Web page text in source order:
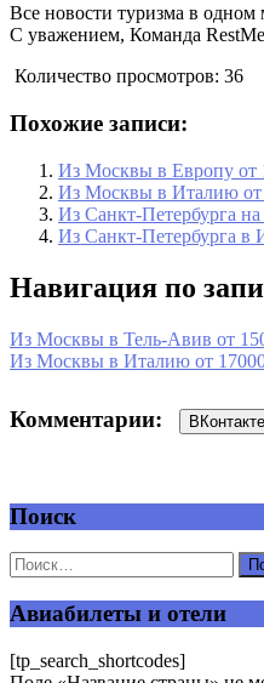
Все новости туризма в одном
С уважением, Команда
Количество просмотров: 36
Похожие записи:
Из Москвы в Европу от
Из Москвы в Италию от
Из Санкт-Петербурга
Из Санкт-Петербурга в
Навигация по
Из Москвы в Тель-Авив от
Из Москвы в Италию от
Комментарии:
Добавить
Ваш адрес email не будет
Поиск
Авиабилеты и отели
[tp_search_shortcodes]